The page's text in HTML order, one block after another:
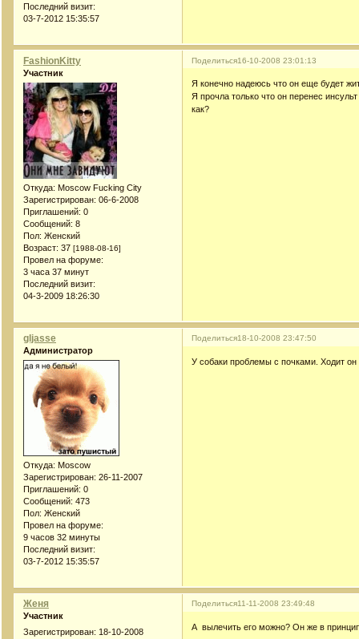
Последний визит:
03-7-2012 15:35:57
Поделиться16-10-2008 23:01:13
FashionKitty
Участник
Откуда: Moscow Fucking City
Зарегистрирован: 06-6-2008
Приглашений: 0
Сообщений: 8
Пол: Женский
Возраст: 37 [1988-08-16]
Провел на форуме:
3 часа 37 минут
Последний визит:
04-3-2009 18:26:30
Я конечно надеюсь что он еще будет
Я прочла только что он перенес
как?
Поделиться18-10-2008 23:47:50
gljasse
Администратор
Откуда: Moscow
Зарегистрирован: 26-11-2007
Приглашений: 0
Сообщений: 473
Пол: Женский
Провел на форуме:
9 часов 32 минуты
Последний визит:
03-7-2012 15:35:57
У собаки проблемы с почками. Ходит
Поделиться11-11-2008 23:49:48
Женя
Участник
Зарегистрирован: 18-10-2008
А вылечить его можно? Он же в